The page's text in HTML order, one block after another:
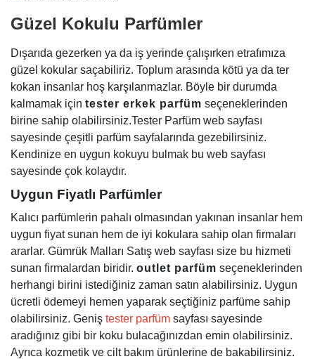
Güzel Kokulu Parfümler
Dışarıda gezerken ya da iş yerinde çalışırken etrafımıza
güzel kokular saçabiliriz. Toplum arasında kötü ya da ter
kokan insanlar hoş karşılanmazlar. Böyle bir durumda
kalmamak için tester erkek parfüm seçeneklerinden
birine sahip olabilirsiniz.Tester Parfüm web sayfası
sayesinde çeşitli parfüm sayfalarında gezebilirsiniz.
Kendinize en uygun kokuyu bulmak bu web sayfası
sayesinde çok kolaydır.
Uygun Fiyatlı Parfümler
Kalıcı parfümlerin pahalı olmasından yakınan insanlar hem
uygun fiyat sunan hem de iyi kokulara sahip olan firmaları
ararlar. Gümrük Malları Satış web sayfası size bu hizmeti
sunan firmalardan biridir. outlet parfüm seçeneklerinden
herhangi birini istediğiniz zaman satın alabilirsiniz. Uygun
ücretli ödemeyi hemen yaparak seçtiğiniz parfüme sahip
olabilirsiniz. Geniş tester parfüm sayfası sayesinde
aradığınız gibi bir koku bulacağınızdan emin olabilirsiniz.
Ayrıca kozmetik ve cilt bakım ürünlerine de bakabilirsiniz.